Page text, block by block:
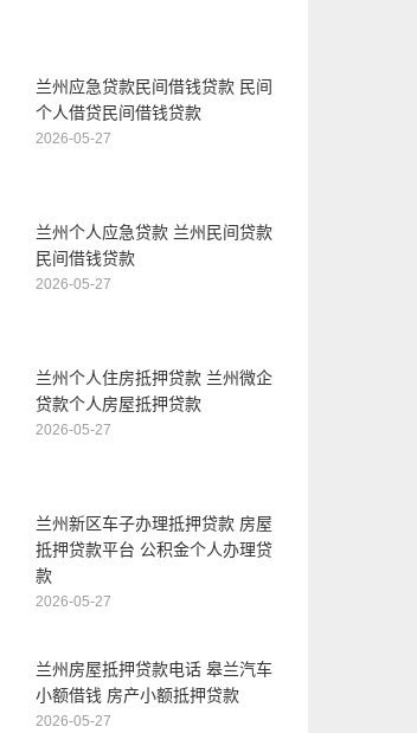
兰州应急贷款民间借钱贷款 民间
个人借贷民间借钱贷款
2026-05-27
兰州个人应急贷款 兰州民间贷款
民间借钱贷款
2026-05-27
兰州个人住房抵押贷款 兰州微企
贷款个人房屋抵押贷款
2026-05-27
兰州新区车子办理抵押贷款 房屋
抵押贷款平台 公积金个人办理贷
款
2026-05-27
兰州房屋抵押贷款电话 皋兰汽车
小额借钱 房产小额抵押贷款
2026-05-27